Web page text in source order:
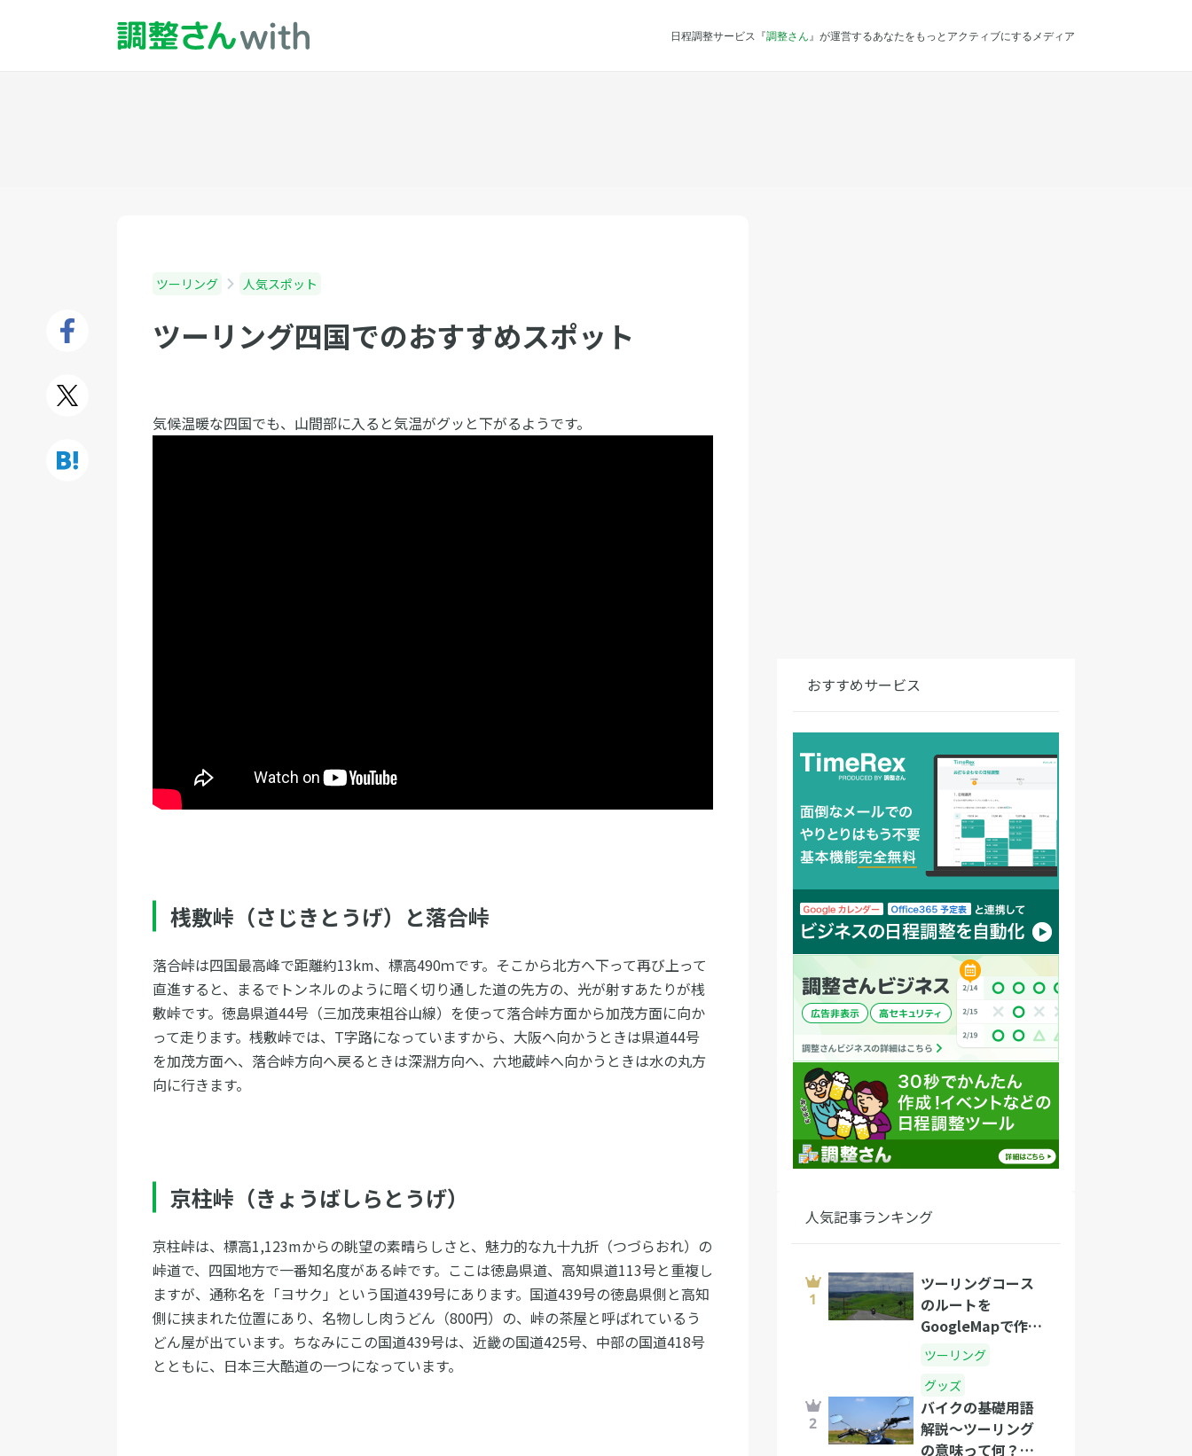
日程調整サービス『調整さん 』が運営するあなたをもっとアクティブにするメディア
ツーリング 人気スポット
ツーリング四国でのおすすめスポット
気候温暖な四国でも、山間部に入ると気温がグッと下がるようです。
桟敷峠（さじきとうげ）と落合峠
落合峠は四国最高峰で距離約13km、標高490ｍです。そこから北方へ下って再び上って
直進すると、まるでトンネルのように暗く切り通した道の先方の、光が射すあたりが桟
敷峠です。徳島県道44号（三加茂東祖谷山線）を使って落合峠方面から加茂方面に向か
って走ります。桟敷峠では、T字路になっていますから、大阪へ向かうときは県道44号
を加茂方面へ、落合峠方向へ戻るときは深淵方向へ、六地蔵峠へ向かうときは水の丸方
向に行きます。
京柱峠（きょうばしらとうげ）
京柱峠は、標高1,123mからの眺望の素晴らしさと、魅力的な九十九折（つづらおれ）の
峠道で、四国地方で一番知名度がある峠です。ここは徳島県道、高知県道113号と重複し
ますが、通称名を「ヨサク」という国道439号にあります。国道439号の徳島県側と高知
側に挟まれた位置にあり、名物しし肉うどん（800円）の、峠の茶屋と呼ばれているう
どん屋が出ています。ちなみにこの国道439号は、近畿の国道425号、中部の国道418号
とともに、日本三大酷道の一つになっています。
おすすめサービス
人気記事ランキング
ツーリングコース
のルートを
GoogleMapで作成
する方法
ツーリング
グッズ
バイクの基礎用語
解説〜ツーリング
の意味って何？語